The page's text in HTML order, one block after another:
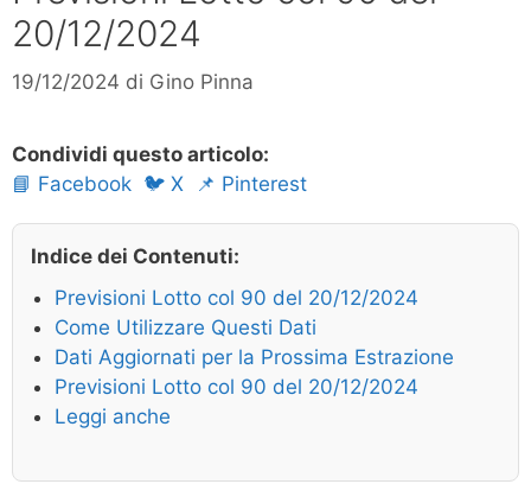
20/12/2024
19/12/2024 di Gino Pinna
Condividi questo articolo:
📘 Facebook 🐦 X 📌 Pinterest
Indice dei Contenuti:
Previsioni Lotto col 90 del 20/12/2024
Come Utilizzare Questi Dati
Dati Aggiornati per la Prossima Estrazione
Previsioni Lotto col 90 del 20/12/2024
Leggi anche